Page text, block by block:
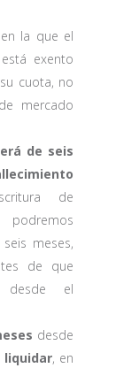
la que el
exento
cuota, no
mercado
de seis
de
meses,
de que
desde el
desde
liquidar, en